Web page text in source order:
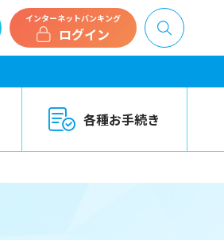
インターネットバンキング
ログイン
各種お手続き